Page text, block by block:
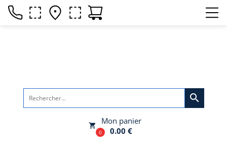
search
local_grocery_store
0
Mon panier
0.00 €